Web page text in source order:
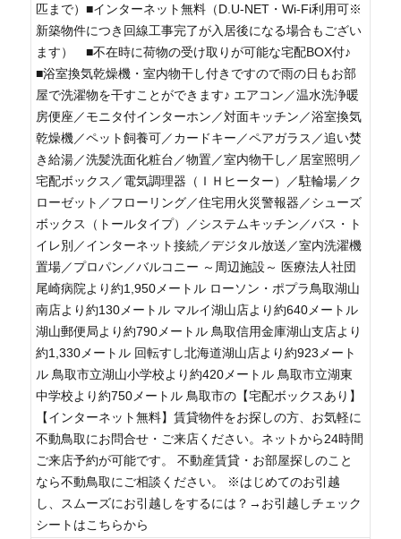
匹まで）■インターネット無料（D.U-NET・Wi-Fi利用可※
新築物件につき回線工事完了が入居後になる場合もござい
ます） ■不在時に荷物の受け取りが可能な宅配BOX付♪
■浴室換気乾燥機・室内物干し付きですので雨の日もお部
屋で洗濯物を干すことができます♪ エアコン／温水洗浄暖
房便座／モニタ付インターホン／対面キッチン／浴室換気
乾燥機／ペット飼養可／カードキー／ペアガラス／追い焚
き給湯／洗髪洗面化粧台／物置／室内物干し／居室照明／
宅配ボックス／電気調理器（ＩＨヒーター）／駐輪場／ク
ローゼット／フローリング／住宅用火災警報器／シューズ
ボックス（トールタイプ）／システムキッチン／バス・ト
イレ別／インターネット接続／デジタル放送／室内洗濯機
置場／プロパン／バルコニー ～周辺施設～ 医療法人社団
尾崎病院より約1,950メートル ローソン・ポプラ鳥取湖山
南店より約130メートル マルイ湖山店より約640メートル
湖山郵便局より約790メートル 鳥取信用金庫湖山支店より
約1,330メートル 回転すし北海道湖山店より約923メート
ル 鳥取市立湖山小学校より約420メートル 鳥取市立湖東
中学校より約750メートル 鳥取市の【宅配ボックスあり】
【インターネット無料】賃貸物件をお探しの方、お気軽に
不動鳥取にお問合せ・ご来店ください。ネットから24時間
ご来店予約が可能です。 不動産賃貸・お部屋探しのこと
なら不動鳥取にご相談ください。 ※はじめてのお引越
し、スムーズにお引越しをするには？→お引越しチェック
シートはこちらから